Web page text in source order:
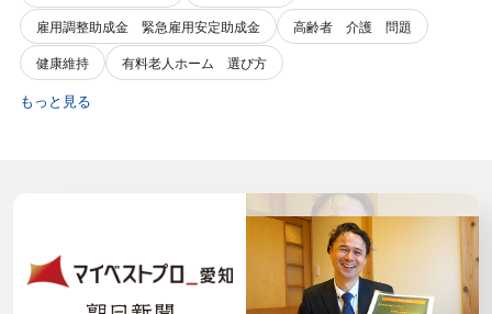
雇用調整助成金 緊急雇用安定助成金
高齢者 介護 問題
健康維持
有料老人ホーム 選び方
もっと見る